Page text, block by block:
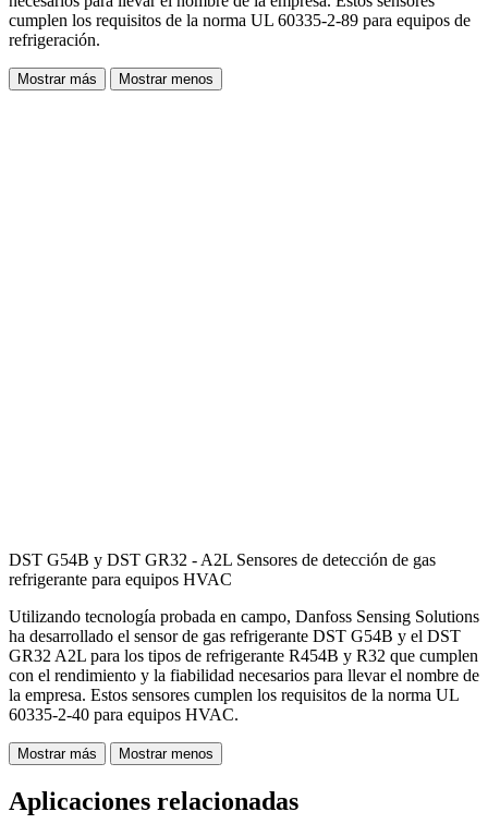
cumplen los requisitos de la norma UL 60335-2-89 para equipos de
refrigeración.
Mostrar más Mostrar menos
DST G54B y DST GR32 - A2L Sensores de detección de gas
refrigerante para equipos HVAC
Utilizando tecnología probada en campo, Danfoss Sensing Solutions
ha desarrollado el sensor de gas refrigerante DST G54B y el DST
GR32 A2L para los tipos de refrigerante R454B y R32 que cumplen
con el rendimiento y la fiabilidad necesarios para llevar el nombre de
la empresa. Estos sensores cumplen los requisitos de la norma UL
60335-2-40 para equipos HVAC.
Mostrar más Mostrar menos
Aplicaciones relacionadas